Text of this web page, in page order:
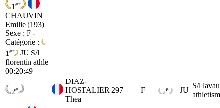
1 er
CHAUVIN
Emilie (193)
Sexe : F -
Catégorie :
1 er JU S/l
florentin athle
00:20:49
2e
DIAZ-
HOSTALIER
Thea
297 F 2e JU
S/l